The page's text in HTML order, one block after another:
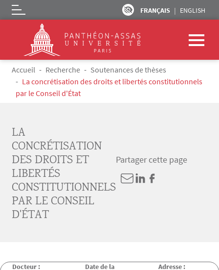
Aller au contenu principal
FRANÇAIS ENGLISH
Logo
Fil d'Ariane
Accueil Recherche
Soutenances de thèses
La concrétisation des droits et libertés constitutionnels
par le Conseil d'État
LA
CONCRÉTISATION
DES DROITS ET
LIBERTÉS
CONSTITUTIONNELS
PAR LE CONSEIL
D'ÉTAT
Partager cette page
Docteur :
Date de la
Adresse :